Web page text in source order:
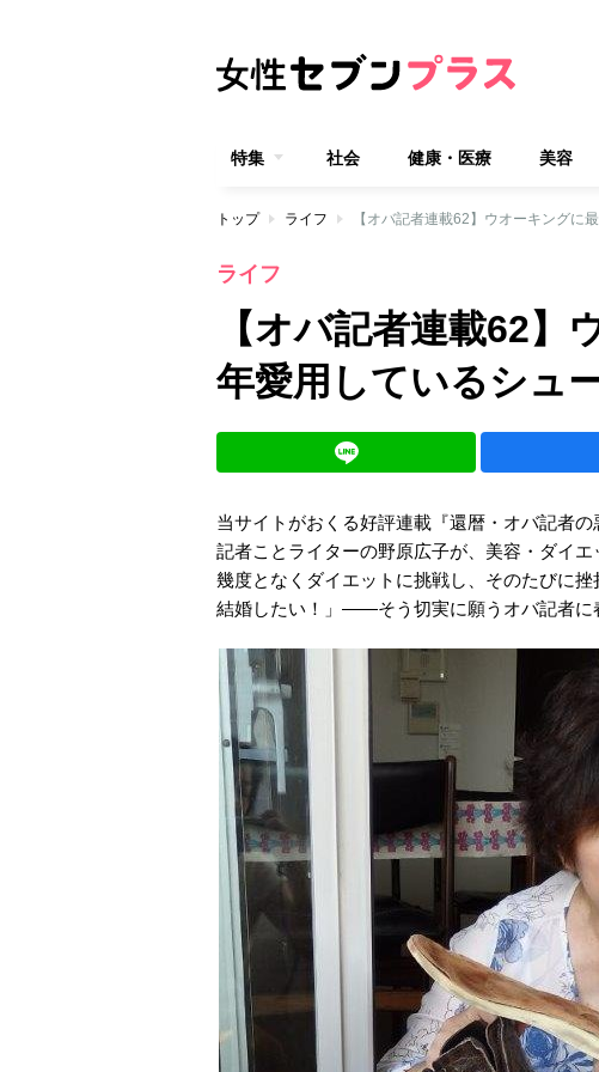
特集 社会 健康・医療 美容
トップ ライフ 【オバ記者連載62】ウオーキングに
ライフ
【オバ記者連載62】
年愛用しているシュ
当サイトがおくる好評連載『還暦・オバ記者
記者ことライターの野原広子が、美容・ダイ
幾度となくダイエットに挑戦し、そのたびに
結婚したい！」――そう切実に願うオバ記者に